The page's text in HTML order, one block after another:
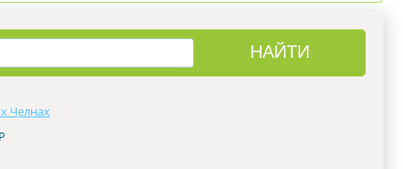
Челнах